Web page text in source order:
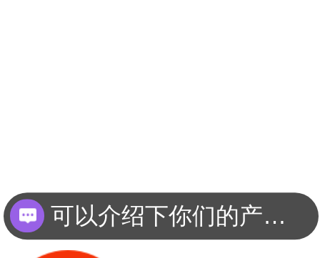
可以介绍下你们的产品么？